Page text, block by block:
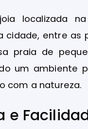
localizada
entre as
praia de
um ambiente
com a natureza.
e